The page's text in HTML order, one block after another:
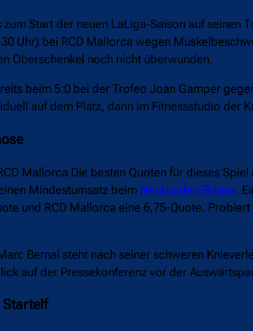
zum Start der neuen LaLiga-Saison auf
Uhr) bei RCD Mallorca wegen
Oberschenkel noch nicht überwunden.
beim 5:0 bei der Trofeo Joan Gamper
auf dem Platz, dann im Fitnessstudio der
Mallorca Die besten Quoten für dieses
Mindestumsatz beim Neukunden-Bonus.
und RCD Mallorca eine 6,75-Quote.
Bernal steht nach seiner schweren
auf der Pressekonferenz vor der
Startelf